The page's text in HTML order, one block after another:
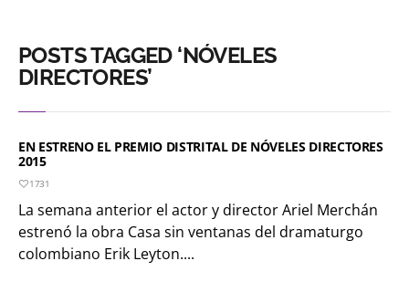
POSTS TAGGED ‘NÓVELES
DIRECTORES’
EN ESTRENO EL PREMIO DISTRITAL DE NÓVELES DIRECTORES
2015
1731
La semana anterior el actor y director Ariel Merchán
estrenó la obra Casa sin ventanas del dramaturgo
colombiano Erik Leyton....